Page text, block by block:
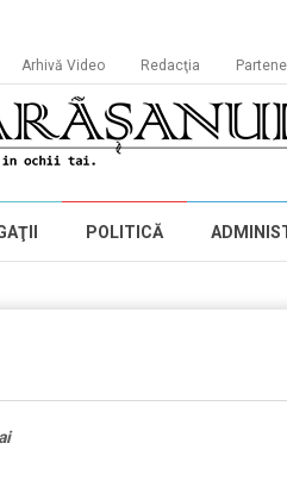
Arhivă Video Redacţia
POLITICĂ